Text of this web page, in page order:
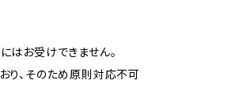
お受けできません。
り、そのため原則対応不可